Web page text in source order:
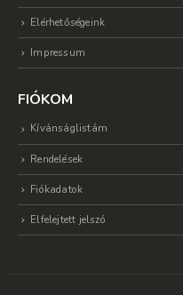
Elérhetőségeink
Impressum
FIÓKOM
Kívánságlistám
Rendelések
Fiókadatok
Elfelejtett jelszó